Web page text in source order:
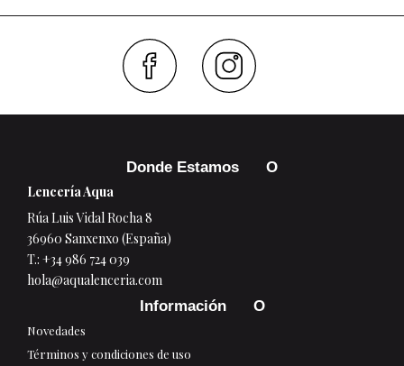
Donde Estamos
Lencería Aqua
Rúa Luis Vidal Rocha 8
36960 Sanxenxo (España)
T.: +34 986 724 039
hola@aqualenceria.com
Información
Novedades
Términos y condiciones de uso